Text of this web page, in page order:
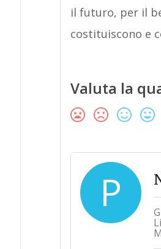
il futuro, per il
costituiscono e
Valuta la
P